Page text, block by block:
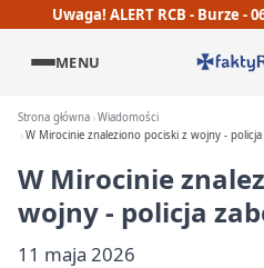
Uwaga! ALERT RCB - Burze -
MENU
Strona główna Wiadomości
W Mirocinie znaleziono pociski z wojny - policja
W Mirocinie
wojny - policja
11 maja 2026